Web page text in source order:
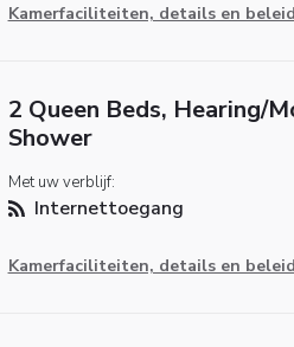
Kamerfaciliteiten, details en beleid
2 Queen Beds, Hearing/
Shower
Met uw verblijf:
Internettoegang
Kamerfaciliteiten, details en beleid